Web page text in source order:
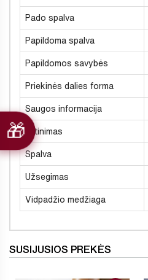
Pado spalva
Papildoma spalva
Papildomos savybės
Priekinės dalies forma
Saugos informacija
Šiltinimas
Spalva
Užsegimas
Vidpadžio medžiaga
SUSIJUSIOS PREKĖS